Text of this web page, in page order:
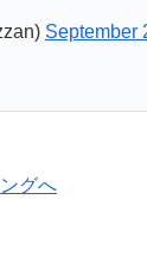
September
グへ